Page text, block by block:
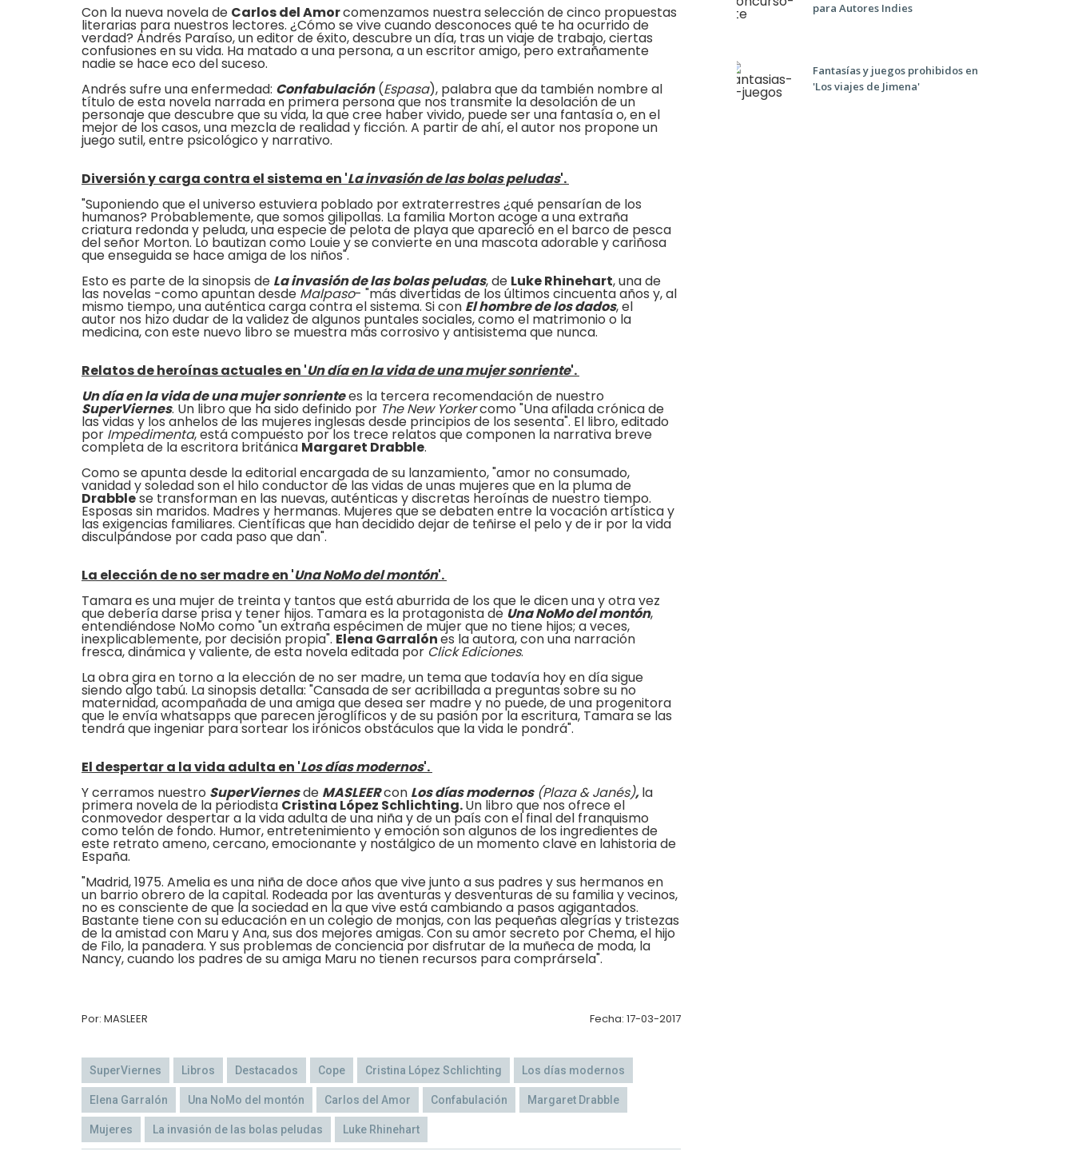
Con la nueva novela de Carlos del Amorcomenzamos nuestra selección de cinco propuestas
literarias para nuestros lectores. ¿Cómo se vive cuando desconoces qué te ha ocurrido de
verdad? Andrés Paraíso, un editor de éxito, descubre un día, tras un viaje de trabajo, ciertas
confusiones en su vida. Ha matado a una persona, a un escritor amigo, pero extrañamente
nadie se hace eco del suceso.
Andrés sufre una enfermedad: Confabulación(Espasa), palabra que da también nombre al
título de esta novela narrada en primera persona que nos transmite la desolación de un
personaje que descubre que su vida, la que cree haber vivido, puede ser una fantasía o, en el
mejor de los casos, una mezcla de realidad y ficción. A partir de ahí, el autor nos propone un
juego sutil, entre psicológico y narrativo.
Diversión y carga contra el sistema en 'La invasión de las bolas peludas'.
"Suponiendo que el universo estuviera poblado por extraterrestres ¿qué pensarían de los
humanos? Probablemente, que somos gilipollas. La familia Morton acoge a una extraña
criatura redonda y peluda, una especie de pelota de playa que apareció en el barco de pesca
del señor Morton. Lo bautizan como Louie y se convierte en una mascota adorable y cariñosa
que enseguida se hace amiga de los niños".
Esto es parte de la sinopsis de La invasión de las bolas peludas, de Luke Rhinehart,una de
las novelas -como apuntan desde Malpaso- "más divertidas de los últimos cincuenta años y, al
mismo tiempo, una auténtica carga contra el sistema. Si con El hombre de los dados, el
autor nos hizo dudar de la validez de algunos puntales sociales, como el matrimonio o la
medicina, con este nuevo libro se muestra más corrosivo y antisistema que nunca.
Relatos de heroínas actuales en 'Un día en la vida de una mujer sonriente'.
Un día en la vida de una mujer sonrientees la tercera recomendación de nuestro
SuperViernes. Un libro que ha sido definido por The New Yorkercomo "Una afilada crónica de
las vidas y los anhelos de las mujeres inglesas desde principios de los sesenta". El libro, editado
por Impedimenta, está compuesto por los trece relatos que componen la narrativa breve
completa de la escritora británica Margaret Drabble.
Como se apunta desde la editorial encargada de su lanzamiento, "amor no consumado,
vanidad y soledad son el hilo conductor de las vidas de unas mujeres que en la pluma de
Drabblese transforman en las nuevas, auténticas y discretas heroínas de nuestro tiempo.
Esposas sin maridos. Madres y hermanas. Mujeres que se debaten entre la vocación artística y
las exigencias familiares. Científicas que han decidido dejar de teñirse el pelo y de ir por la vida
disculpándose por cada paso que dan".
La elección de no ser madre en 'Una NoMo del montón'.
Tamara es una mujer de treinta y tantos que está aburrida de los que le dicen una y otra vez
que debería darse prisa y tener hijos. Tamara es la protagonista de Una NoMo del montón,
entendiéndose NoMo como "un extraña espécimen de mujer que no tiene hijos; a veces,
inexplicablemente, por decisión propia". Elena Garralónes la autora, con una narración
fresca, dinámica y valiente, de esta novela editada por Click Ediciones.
La obra gira en torno a la elección de no ser madre, un tema que todavía hoy en día sigue
siendo algo tabú. La sinopsis detalla: "Cansada de ser acribillada a preguntas sobre su no
maternidad, acompañada de una amiga que desea ser madre y no puede, de una progenitora
que le envía whatsapps que parecen jeroglíficos y de su pasión por la escritura, Tamara se las
tendrá que ingeniar para sortear los irónicos obstáculos que la vida le pondrá".
El despertar a la vida adulta en 'Los días modernos'.
Y cerramos nuestro SuperViernesde MASLEERcon Los días modernos(Plaza & Janés),la
primera novela de la periodista Cristina López Schlichting.Un libro que nos ofrece el
conmovedor despertara la vida adulta de una niña y de un país con el final del franquismo
como telón de fondo. Humor, entretenimiento y emoción son algunos de los ingredientes de
este retrato ameno, cercano, emocionante y nostálgico de un momento clave en lahistoria de
España.
"Madrid, 1975. Amelia es una niña de doce años que vive junto a sus padres y sus hermanos en
un barrio obrero de la capital. Rodeada por las aventuras y desventuras de su familia y vecinos,
no es consciente de que la sociedad en la que vive está cambiando a pasos agigantados.
Bastante tiene con su educación en un colegio de monjas, con las pequeñas alegrías y tristezas
de la amistad con Maru y Ana, sus dos mejores amigas. Con su amor secreto por Chema, el hijo
de Filo, la panadera. Y sus problemas de conciencia por disfrutar de la muñeca de moda, la
Nancy, cuando los padres de su amiga Maru no tienen recursos para comprársela".
Por: MASLEER Fecha: 17-03-2017
SuperViernes Libros Destacados Cope Cristina López Schlichting Los días modernos
Elena Garralón Una NoMo del montón Carlos del Amor Confabulación Margaret Drabble
Mujeres La invasión de las bolas peludas Luke Rhinehart
para Autores Indies
Fantasías y juegos prohibidos en
'Los viajes de Jimena'